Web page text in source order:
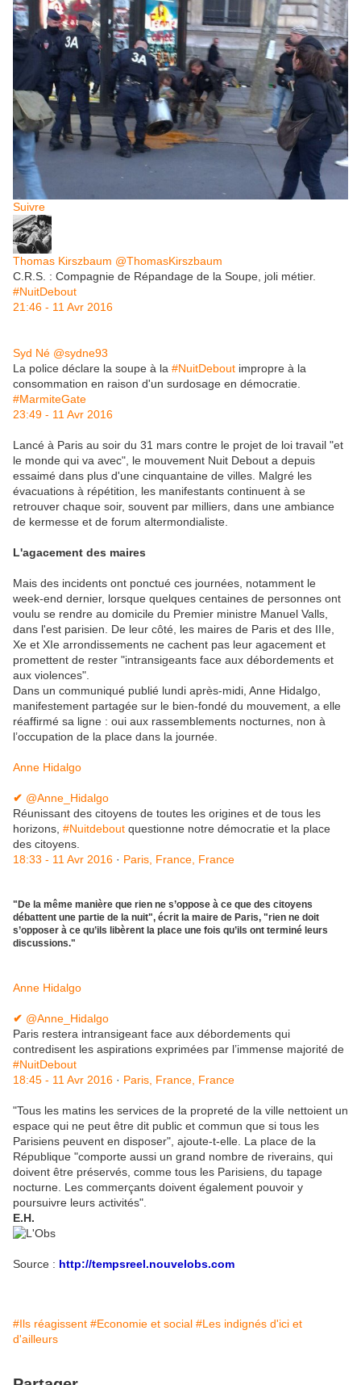
Suivre
Thomas Kirszbaum ‎@ThomasKirszbaum
C.R.S. : Compagnie de Répandage de la Soupe, joli métier.
#NuitDebout
21:46 - 11 Avr 2016
Syd Né ‎@sydne93
La police déclare la soupe à la #NuitDebout impropre à la
consommation en raison d'un surdosage en démocratie.
#MarmiteGate
23:49 - 11 Avr 2016
Lancé à Paris au soir du 31 mars contre le projet de loi travail "et
le monde qui va avec", le mouvement Nuit Debout a depuis
essaimé dans plus d'une cinquantaine de villes. Malgré les
évacuations à répétition, les manifestants continuent à se
retrouver chaque soir, souvent par milliers, dans une ambiance
de kermesse et de forum altermondialiste.
L'agacement des maires
Mais des incidents ont ponctué ces journées, notamment le
week-end dernier, lorsque quelques centaines de personnes ont
voulu se rendre au domicile du Premier ministre Manuel Valls,
dans l'est parisien. De leur côté, les maires de Paris et des IIIe,
Xe et XIe arrondissements ne cachent pas leur agacement et
promettent de rester "intransigeants face aux débordements et
aux violences".
Dans un communiqué publié lundi après-midi, Anne Hidalgo,
manifestement partagée sur le bien-fondé du mouvement, a elle
réaffirmé sa ligne : oui aux rassemblements nocturnes, non à
l’occupation de la place dans la journée.
Anne Hidalgo
✔ ‎@Anne_Hidalgo
Réunissant des citoyens de toutes les origines et de tous les
horizons, #Nuitdebout questionne notre démocratie et la place
des citoyens.
18:33 - 11 Avr 2016 · Paris, France, France
"De la même manière que rien ne s’oppose à ce que des citoyens
débattent une partie de la nuit", écrit la maire de Paris, "rien ne doit
s’opposer à ce qu’ils libèrent la place une fois qu’ils ont terminé leurs
discussions."
Anne Hidalgo
✔ ‎@Anne_Hidalgo
Paris restera intransigeant face aux débordements qui
contredisent les aspirations exprimées par l’immense majorité de
#NuitDebout
18:45 - 11 Avr 2016 · Paris, France, France
"Tous les matins les services de la propreté de la ville nettoient un
espace qui ne peut être dit public et commun que si tous les
Parisiens peuvent en disposer", ajoute-t-elle. La place de la
République "comporte aussi un grand nombre de riverains, qui
doivent être préservés, comme tous les Parisiens, du tapage
nocturne. Les commerçants doivent également pouvoir y
poursuivre leurs activités".
E.H.
Source : http://tempsreel.nouvelobs.com
#Ils réagissent #Economie et social #Les indignés d'ici et
d'ailleurs